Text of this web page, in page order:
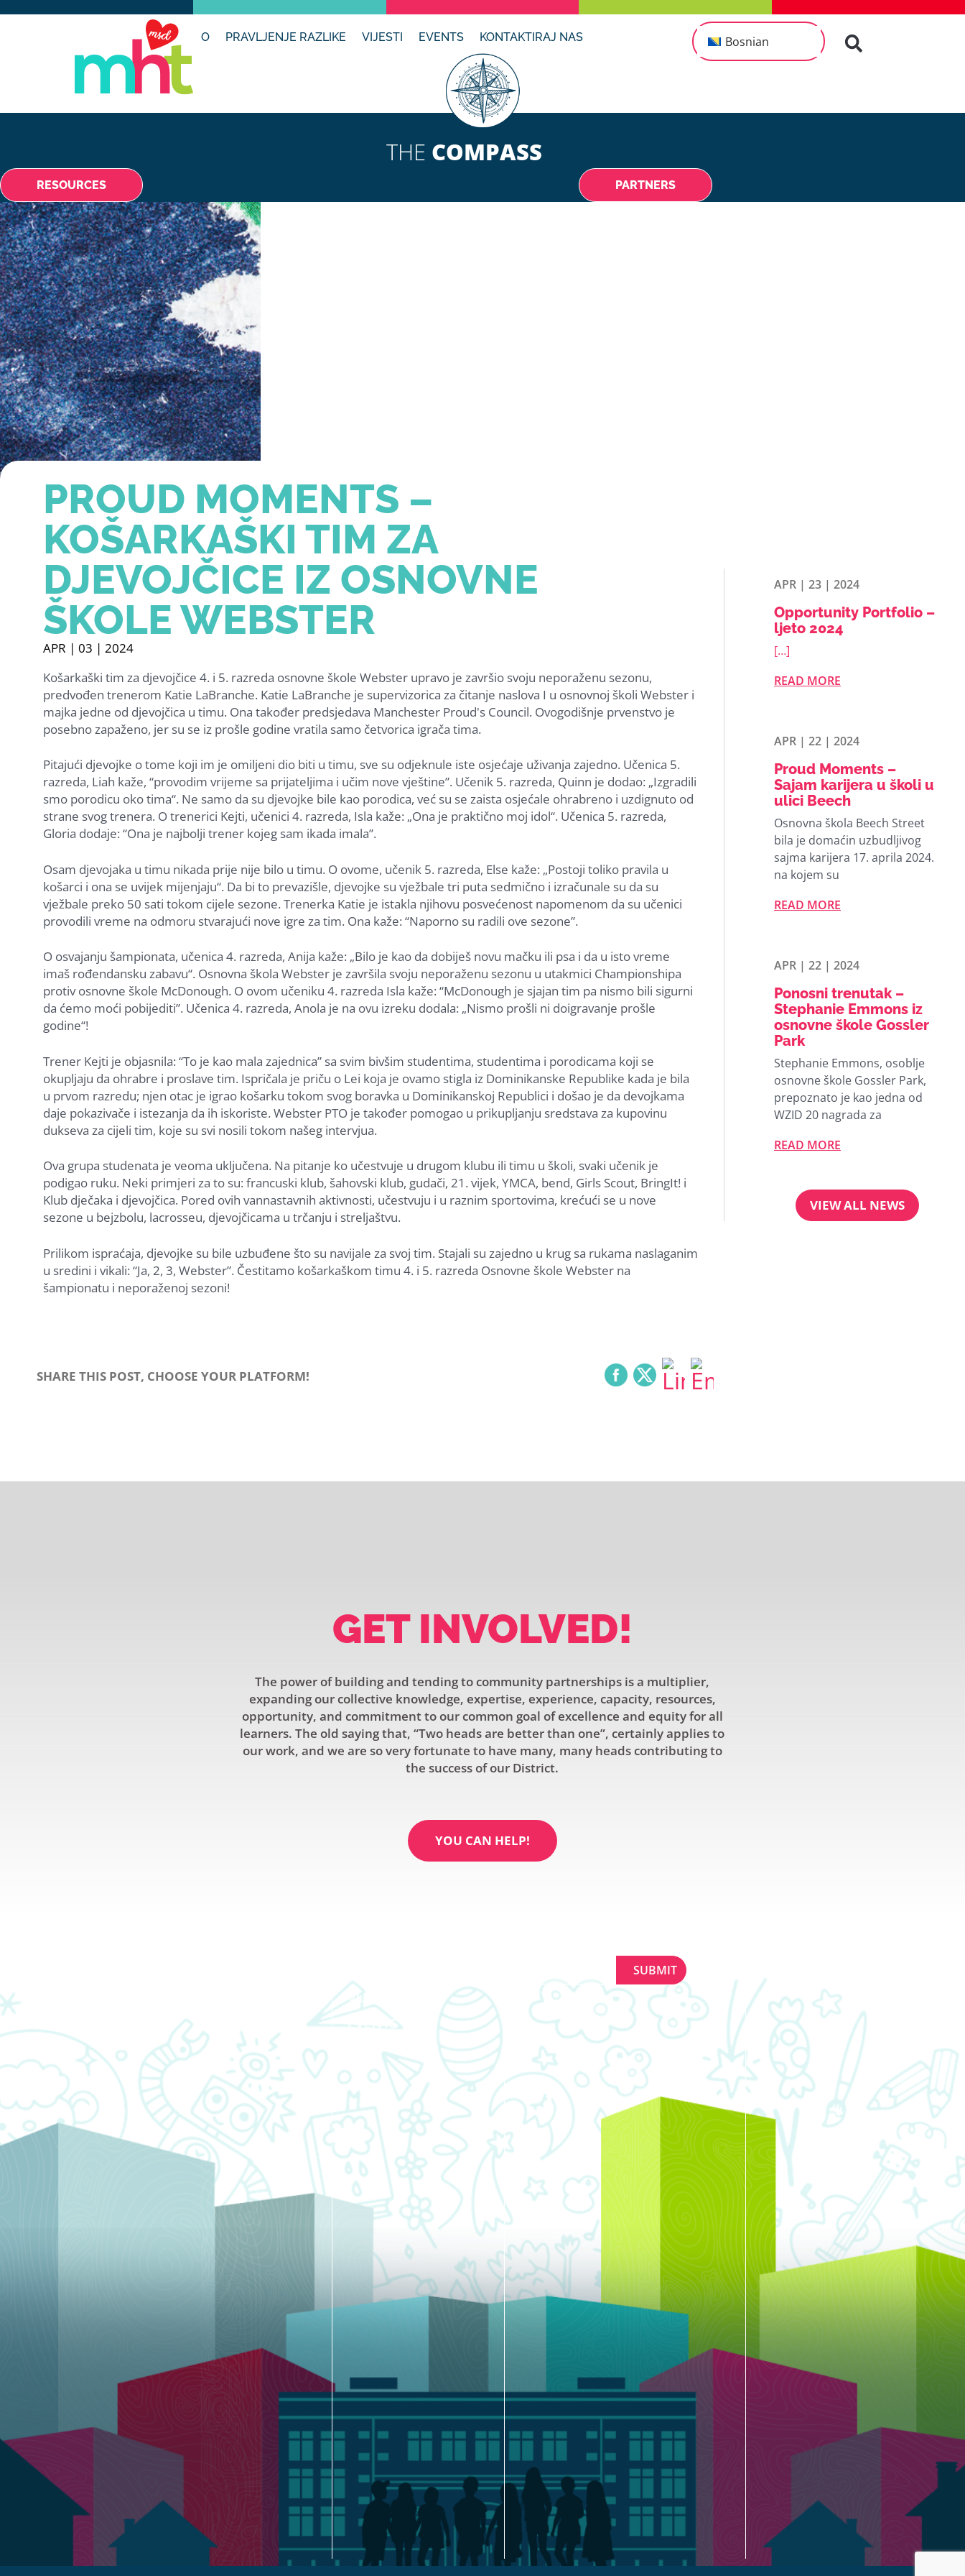
O PRAVLJENJE RAZLIKE VIJESTI EVENTS KONTAKTIRAJ NAS Bosnian
RESOURCES
THE COMPASS
PARTNERS
PROUD MOMENTS –
KOŠARKAŠKI TIM ZA
DJEVOJČICE IZ OSNOVNE
ŠKOLE WEBSTER
APR | 03 | 2024
Košarkaški tim za djevojčice 4. i 5. razreda osnovne škole Webster upravo je završio svoju neporaženu sezonu,
predvođen trenerom Katie LaBranche. Katie LaBranche je supervizorica za čitanje naslova I u osnovnoj školi Webster i
majka jedne od djevojčica u timu. Ona također predsjedava Manchester Proud's Council. Ovogodišnje prvenstvo je
posebno zapaženo, jer su se iz prošle godine vratila samo četvorica igrača tima.
Pitajući djevojke o tome koji im je omiljeni dio biti u timu, sve su odjeknule iste osjećaje uživanja zajedno. Učenica 5.
razreda, Liah kaže, “provodim vrijeme sa prijateljima i učim nove vještine”. Učenik 5. razreda, Quinn je dodao: „Izgradili
smo porodicu oko tima“. Ne samo da su djevojke bile kao porodica, već su se zaista osjećale ohrabreno i uzdignuto od
strane svog trenera. O trenerici Kejti, učenici 4. razreda, Isla kaže: „Ona je praktično moj idol“. Učenica 5. razreda,
Gloria dodaje: “Ona je najbolji trener kojeg sam ikada imala”.
Osam djevojaka u timu nikada prije nije bilo u timu. O ovome, učenik 5. razreda, Else kaže: „Postoji toliko pravila u
košarci i ona se uvijek mijenjaju“. Da bi to prevazišle, djevojke su vježbale tri puta sedmično i izračunale su da su
vježbale preko 50 sati tokom cijele sezone. Trenerka Katie je istakla njihovu posvećenost napomenom da su učenici
provodili vreme na odmoru stvarajući nove igre za tim. Ona kaže: “Naporno su radili ove sezone”.
O osvajanju šampionata, učenica 4. razreda, Anija kaže: „Bilo je kao da dobiješ novu mačku ili psa i da u isto vreme
imaš rođendansku zabavu“. Osnovna škola Webster je završila svoju neporaženu sezonu u utakmici Championshipa
protiv osnovne škole McDonough. O ovom učeniku 4. razreda Isla kaže: “McDonough je sjajan tim pa nismo bili sigurni
da ćemo moći pobijediti”. Učenica 4. razreda, Anola je na ovu izreku dodala: „Nismo prošli ni doigravanje prošle
godine“!
Trener Kejti je objasnila: “To je kao mala zajednica” sa svim bivšim studentima, studentima i porodicama koji se
okupljaju da ohrabre i proslave tim. Ispričala je priču o Lei koja je ovamo stigla iz Dominikanske Republike kada je bila
u prvom razredu; njen otac je igrao košarku tokom svog boravka u Dominikanskoj Republici i došao je da devojkama
daje pokazivače i istezanja da ih iskoriste. Webster PTO je također pomogao u prikupljanju sredstava za kupovinu
dukseva za cijeli tim, koje su svi nosili tokom našeg intervjua.
Ova grupa studenata je veoma uključena. Na pitanje ko učestvuje u drugom klubu ili timu u školi, svaki učenik je
podigao ruku. Neki primjeri za to su: francuski klub, šahovski klub, gudači, 21. vijek, YMCA, bend, Girls Scout, BringIt! i
Klub dječaka i djevojčica. Pored ovih vannastavnih aktivnosti, učestvuju i u raznim sportovima, krećući se u nove
sezone u bejzbolu, lacrosseu, djevojčicama u trčanju i streljaštvu.
Prilikom ispraćaja, djevojke su bile uzbuđene što su navijale za svoj tim. Stajali su zajedno u krug sa rukama naslaganim
u sredini i vikali: “Ja, 2, 3, Webster”. Čestitamo košarkaškom timu 4. i 5. razreda Osnovne škole Webster na
šampionatu i neporaženoj sezoni!
APR | 23 | 2024
Opportunity Portfolio –
ljeto 2024
[…]
READ MORE
APR | 22 | 2024
Proud Moments –
Sajam karijera u školi u
ulici Beech
Osnovna škola Beech Street
bila je domaćin uzbudljivog
sajma karijera 17. aprila 2024.
na kojem su
READ MORE
APR | 22 | 2024
Ponosni trenutak –
Stephanie Emmons iz
osnovne škole Gossler
Park
Stephanie Emmons, osoblje
osnovne škole Gossler Park,
prepoznato je kao jedna od
WZID 20 nagrada za
READ MORE
VIEW ALL NEWS
SHARE THIS POST, CHOOSE YOUR PLATFORM!
GET INVOLVED!
The power of building and tending to community partnerships is a multiplier,
expanding our collective knowledge, expertise, experience, capacity, resources,
opportunity, and commitment to our common goal of excellence and equity for all
learners. The old saying that, “Two heads are better than one”, certainly applies to
our work, and we are so very fortunate to have many, many heads contributing to
the success of our District.
YOU CAN HELP!
VIJESTI
EVENTS
Constant
Contact
Use.
leave
this
blank.